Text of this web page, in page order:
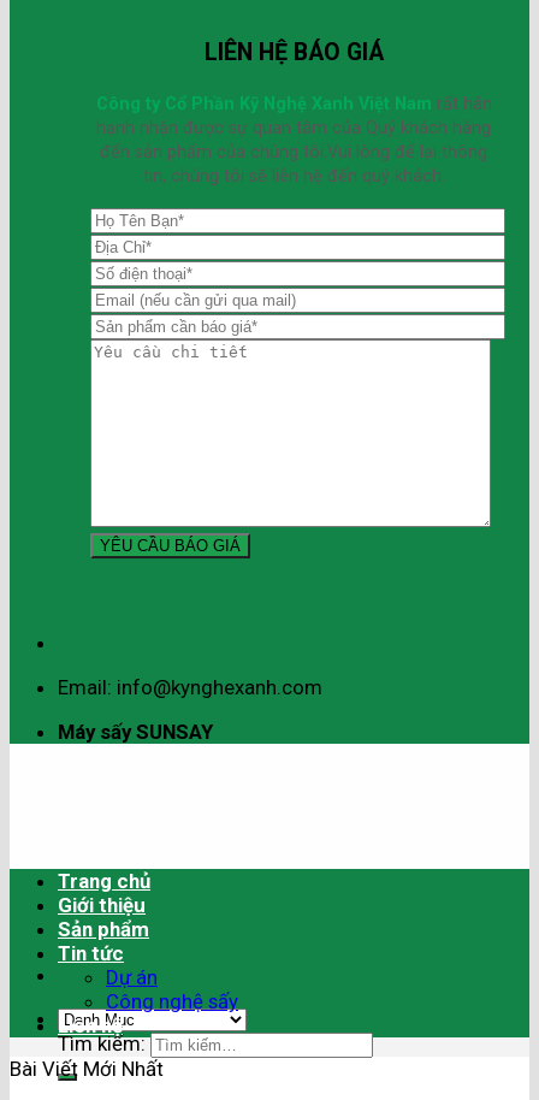
LIÊN HỆ BÁO GIÁ
Công ty Cổ Phần Kỹ Nghệ Xanh Việt Nam rất hân
hạnh nhận được sự quan tâm của Quý khách hàng
đến sản phẩm của chúng tôi.Vui lòng để lại thông
tin, chúng tôi sẽ liên hệ đến quý khách.
Email: info@kynghexanh.com
Máy sấy SUNSAY
Tìm kiếm:
Trang chủ
Giới thiệu
Sản phẩm
Tin tức
Dự án
Công nghệ sấy
Liên hệ
Bài Viết Mới Nhất